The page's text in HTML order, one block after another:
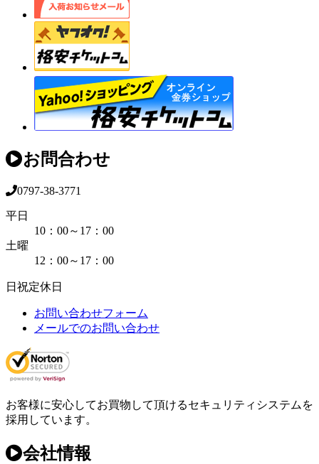
お問合わせ
0797-38-3771
平日
10：00～17：00
土曜
12：00～17：00
日祝定休日
お問い合わせフォーム
メールでのお問い合わせ
お客様に安心してお買物して頂けるセキュリティシステムを
採用しています。
会社情報